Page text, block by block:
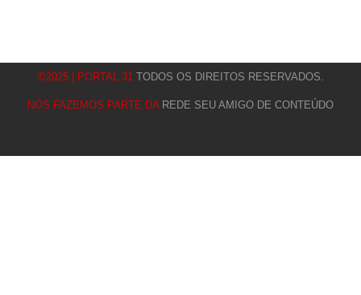
©2025 | PORTAL 31 TODOS OS DIREITOS RESERVADOS.
NÓS FAZEMOS PARTE DA REDE SEU AMIGO DE CONTEÚDO